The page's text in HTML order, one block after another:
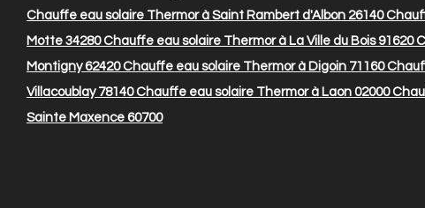
Chauffe eau solaire Thermor à Saint Rambert d'Albon 26140
Motte 34280Chauffe eau solaire Thermor à La Ville du Bois 91620
Montigny 62420Chauffe eau solaire Thermor à Digoin 71160
Villacoublay 78140Chauffe eau solaire Thermor à Laon 02000
Sainte Maxence 60700